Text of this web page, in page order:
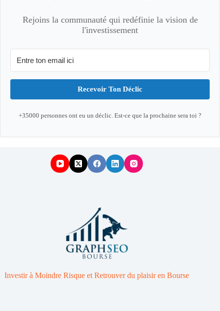
Rejoins la communauté qui redéfinie la vision de
l'investissement
Recevoir Ton Déclic
+35000 personnes ont eu un déclic. Est-ce que la prochaine sera toi ?
Investir à Moindre Risque et Retrouver du plaisir en Bourse